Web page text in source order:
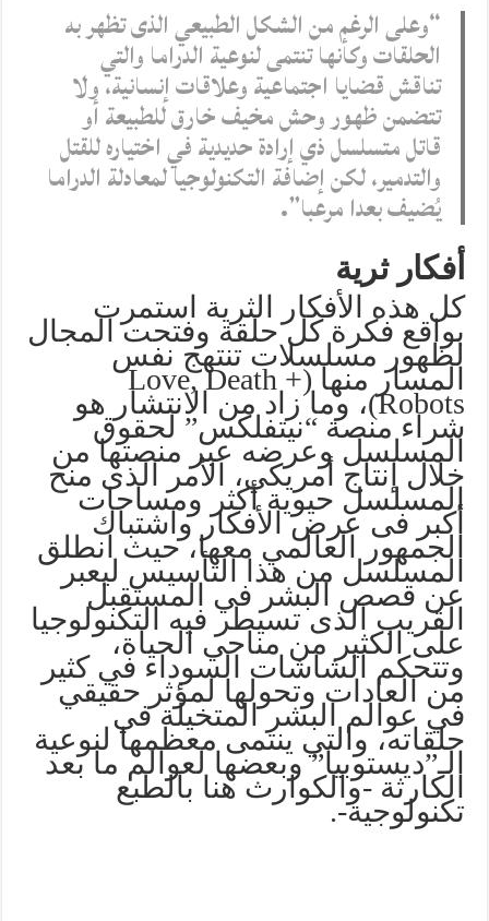
“وعلى الرغم من الشكل الطبيعي الذى تظهر به
الحلقات وكأنها تنتمى لنوعية الدراما والتي
تناقش قضايا اجتماعية وعلاقات إنسانية، ولا
تتضمن ظهور وحش مخيف خارق للطبيعة أو
قاتل متسلسل ذي إرادة حديدية في اختياره للقتل
والتدمير، لكن إضافة التكنولوجيا لمعادلة الدراما
يُضيف بعدا مرعبا”.
أفكار ثرية
كل هذه الأفكار الثرية استمرت
بواقع فكرة كل حلقة وفتحت المجال
لظهور مسلسلات تنتهج نفس
المسار منها (Love, Death +
Robots)، وما زاد من الانتشار هو
شراء منصة “نيتفلكس” لحقوق
المسلسل وعرضه عبر منصتها من
خلال إنتاج أمريكي، الأمر الذى منح
المسلسل حيوية أكثر ومساحات
أكبر فى عرض الأفكار واشتباك
الجمهور العالمي معها، حيث انطلق
المسلسل من هذا التأسيس ليعبر
عن قصص البشر في المستقبل
القريب الذى تسيطر فيه التكنولوجيا
على الكثير من مناحي الحياة،
وتتحكم الشاشات السوداء في كثير
من العادات وتحولها لمؤثر حقيقي
في عوالم البشر المتخيلة في
حلقاته، والتي ينتمى معظمها لنوعية
الـ”ديستوبيا” وبعضها لعوالم ما بعد
الكارثة -والكوارث هنا بالطبع
تكنولوجية-.